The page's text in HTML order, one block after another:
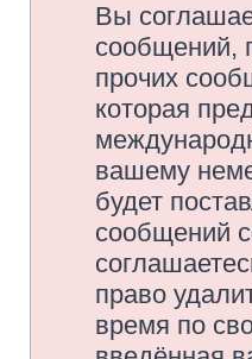
Вы
сообщений,
прочих
которая
вашему
будет
сообщений
право
время по